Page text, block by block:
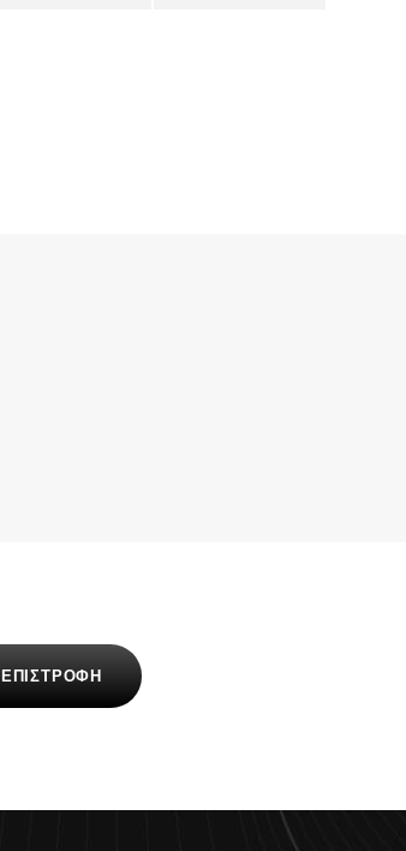
ΕΠΙΣΤΡΟΦΗ